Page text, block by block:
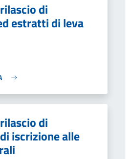
di
estratti di leva
di
iscrizione alle